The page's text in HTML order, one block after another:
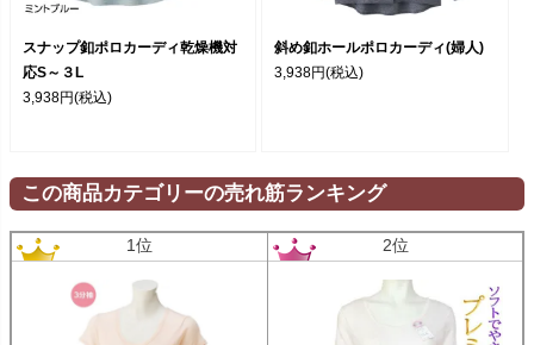
スナップ釦ポロカーディ乾燥機対
応S～３L
3,938円(税込)
斜め釦ホールポロカーディ(婦人)
3,938円(税込)
この商品カテゴリーの売れ筋ランキング
1位 2位